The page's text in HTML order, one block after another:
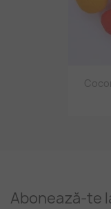
Abonează-te